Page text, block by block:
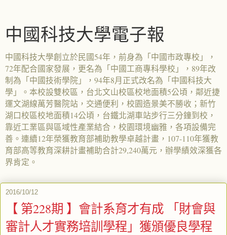
中國科技大學電子報
中國科技大學創立於民國54年，前身為「中國市政專校」，
72年配合國家發展，更名為「中國工商專科學校」，89年改
制為「中國技術學院」，94年8月正式改名為「中國科技大
學」。本校設雙校區，台北文山校區校地面積5公頃，鄰近捷
運文湖線萬芳醫院站，交通便利，校園造景美不勝收；新竹
湖口校區校地面積14公頃，台鐵北湖車站步行三分鐘到校，
靠近工業區與區域性產業結合，校園環境幽雅，各項設備完
善。連續12年榮獲教育部補助教學卓越計畫，107-110年獲教
育部高等教育深耕計畫補助合計29,240萬元，辦學績效深獲各
界肯定。
2016/10/12
【 第228期 】會計系育才有成 「財會與
審計人才實務培訓學程」獲頒優良學程